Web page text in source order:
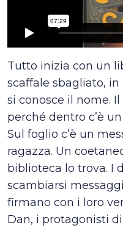
Tutto inizia con un
scaffale sbagliato,
si conosce il nome.
perché dentro c’è
Sul foglio c’è un
ragazza. Un
biblioteca lo trova. I
scambiarsi
firmano con i loro
Dan, i protagonisti